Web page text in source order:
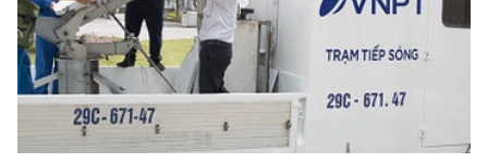
Cơ quan chủ quản: Bộ Khoa học và Công nghệ (MST)
Chịu trách nhiệm nội dung: Nguyễn Thị Hải Hằng
Giám đốc Trung tâm Truyền thông Khoa học và Công nghệ.
Liên hệ
Địa chỉ: Ban Biên tập Cổng TTĐT - 18 Nguyễn Du, TP. Hà Nội
Điện thoại: 024 3936 9506